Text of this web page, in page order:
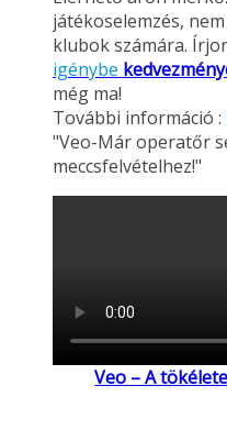
játékoselemzés,
klubok számára.
igénybe
még ma!
További információ :
"Veo-Már operatőr
meccsfelvételhez!"
Veo – A